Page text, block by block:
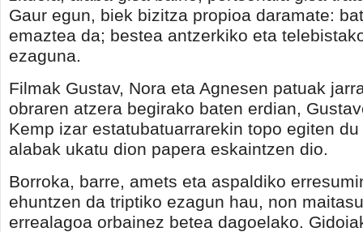
Gaur egun, biek bizitza propioa daramate:
emaztea da; bestea antzerkiko eta
ezaguna.
Filmak Gustav, Nora eta Agnesen patuak
obraren atzera begirako baten erdian,
Kemp izar estatubatuarrarekin topo egiten
alabak ukatu dion papera eskaintzen dio.
Borroka, barre, amets eta aspaldiko
ehuntzen da triptiko ezagun hau, non
errealagoa orbainez betea dagoelako.